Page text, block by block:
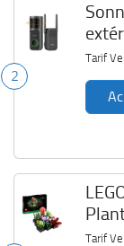
2
Tarif
Tarif